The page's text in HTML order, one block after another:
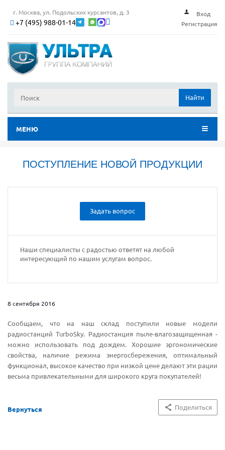
г. Москва, ул. Подольских курсантов, д. 3
+7 (495) 988-01-14
Вход
Регистрация
Найти
МЕНЮ
ПОСТУПЛЕНИЕ НОВОЙ ПРОДУКЦИИ
Задать вопрос
Наши специалисты с радостью ответят на любой
интересующий по нашим услугам вопрос.
8 сентября 2016
Сообщаем, что на наш склад поступили новые модели
радиостанций TurboSky. Радиостанция пыле-влагозащищенная -
можно использовать под дождем. Хорошие эргономические
свойства, наличие режима энергосбережения, оптимальный
функционал, высокое качество при низкой цене делают эти рации
весьма привлекательными для широкого круга покупателей!
Вернуться Поделиться